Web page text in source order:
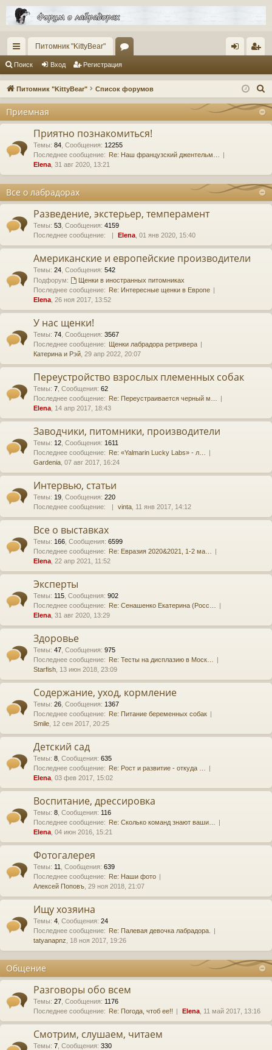
с
ы
и
Питомник "KittyBear"
ор
ум д ис
ац
Поиск Вход Регистрация
Питомник "KittyBear" Список форумов
Приемная
Приятно познакомиться!
Темы: 84 Сообщения: 12255
Последнее сообщение: Re: Наш французский джентельм…
Elena , 31 авг 2020, 13:21
Все о лабрадорах
Разведение, экстерьер, темперамент
Темы: 53 Сообщения: 4159
Последнее сообщение:
Elena , 01 янв 2020, 15:40
Американские и европейские производители
Темы: 24 Сообщения: 542
Подфорум:
Щенки в иностранных питомниках
Последнее сообщение: Re: Интересные щенки в Европе
Elena , 26 ноя 2017, 13:52
У нас щенки!
Темы: 74 Сообщения: 3567
Последнее сообщение: Щенки лабрадора ретривера
Катерина и Рэй , 29 апр 2022, 20:07
Переустройство взрослых племенных собак
Темы: 7 Сообщения: 62
Последнее сообщение: Re: Переустраивается черный м…
Elena , 14 апр 2017, 18:43
Заводчики, питомники, производители
Темы: 12 Сообщения: 1611
Последнее сообщение: Re: «Yalmarin Lucky Labs» - л…
Gardenia , 07 авг 2017, 16:24
Интервью, статьи
Темы: 19 Сообщения: 220
Последнее сообщение:
vinta , 11 янв 2017, 14:12
Все о выставках
Темы: 166 Сообщения: 6599
Последнее сообщение: Re: Евразия 2020&2021, 1-2 ма…
Elena , 22 апр 2021, 11:52
Эксперты
Темы: 115 Сообщения: 902
Последнее сообщение: Re: Сенашенко Екатерина (Росс…
Elena , 31 авг 2020, 13:29
Здоровье
Темы: 47 Сообщения: 975
Последнее сообщение: Re: Тесты на дисплазию в Моск…
Starfish , 13 июн 2018, 23:09
Содержание, уход, кормление
Темы: 26 Сообщения: 1367
Последнее сообщение: Re: Питание беременных собак
Smile , 12 сен 2017, 20:25
Детский сад
Темы: 8 Сообщения: 635
Последнее сообщение: Re: Рост и развитие - откуда …
Elena , 03 фев 2017, 15:02
Воспитание, дрессировка
Темы: 8 Сообщения: 116
Последнее сообщение: Re: Сколько команд знают ваши…
Elena , 04 июн 2016, 15:21
Фотогалерея
Темы: 11 Сообщения: 639
Последнее сообщение: Re: Наши фото
Алексей Поповъ , 29 ноя 2018, 21:07
Ищу хозяина
Темы: 4 Сообщения: 24
Последнее сообщение: Re: Палевая девочка лабрадора.
tatyanapnz , 18 ноя 2017, 19:26
Общение
Разговоры обо всем
Темы: 27 Сообщения: 1176
Последнее сообщение: Re: Погода, чтоб ее!! Elena , 11 май 2017, 13:16
Смотрим, слушаем, читаем
Темы: 7 Сообщения: 330